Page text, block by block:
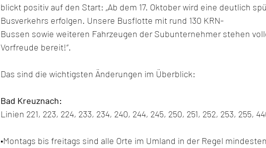
blickt positiv auf den Start: „Ab dem 17. Oktober wird eine deutlich
Busverkehrs erfolgen. Unsere Busflotte mit rund 130 KRN-
Bussen sowie weiteren Fahrzeugen der Subunternehmer stehen
Vorfreude bereit!“.
Das sind die wichtigsten Änderungen im Überblick:
Bad Kreuznach:
Linien 221, 223, 224, 233, 234, 240, 244, 245, 250, 251, 252, 253, 255,
•Montags bis freitags sind alle Orte im Umland in der Regel